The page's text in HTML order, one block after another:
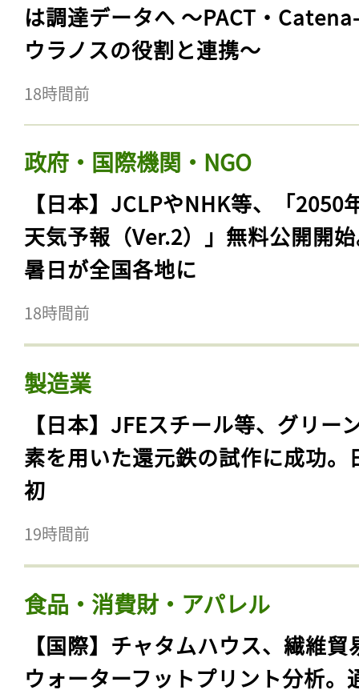
は調達データへ 〜PACT・
ウラノスの役割と連携〜
18時間前
政府・国際機関・NGO
【日本】JCLPやNHK等、「2050
天気予報（Ver.2）」無料公開開
暑日が全国各地に
18時間前
製造業
【日本】JFEスチール等、グリー
素を用いた還元鉄の試作に成功。
初
19時間前
食品・消費財・アパレル
【国際】チャタムハウス、繊維貿
ウォーターフットプリント分析。